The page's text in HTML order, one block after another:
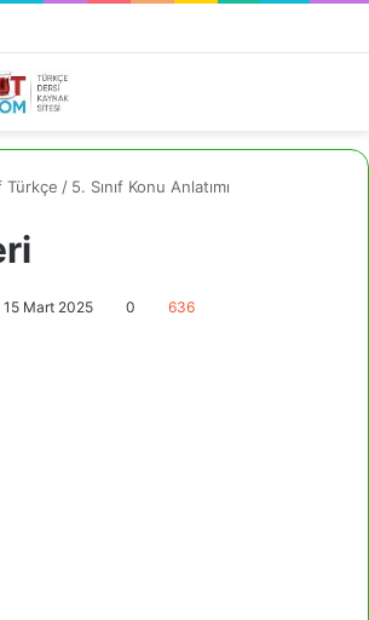
Türkçe / 5. Sınıf Konu Anlatımı
15 Mart 2025 0 636